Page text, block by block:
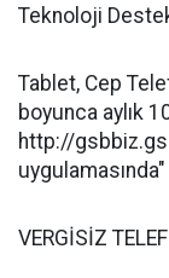
Teknoloji
Tablet, Cep
boyunca aylık
http://
VERGİSİZ